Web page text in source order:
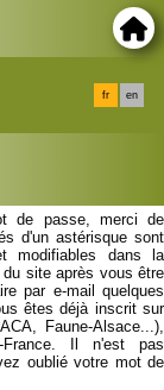
fr en
de passe, merci de
d'un astérisque sont
modifiables dans la
site après vous être
par e-mail quelques
êtes déjà inscrit sur
Faune-Alsace...),
France. Il n'est pas
oublié votre mot de